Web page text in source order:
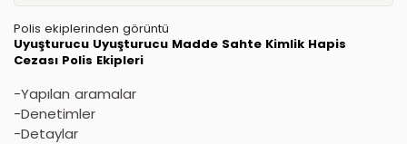
Polis ekiplerinden görüntü
Uyuşturucu Uyuşturucu Madde Sahte Kimlik Hapis
Cezası Polis Ekipleri
-Yapılan aramalar
-Denetimler
-Detaylar